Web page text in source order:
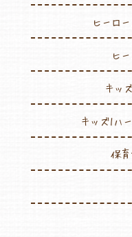
園の様子
お知らせ
ヒーロ
ヒ
キッ
キッズ1ハ
保育